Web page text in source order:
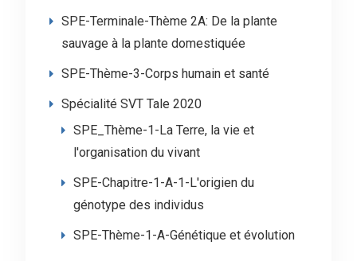
SPE-Terminale-Thème 2A: De la plante
sauvage à la plante domestiquée
SPE-Thème-3-Corps humain et santé
Spécialité SVT Tale 2020
SPE_Thème-1-La Terre, la vie et
l'organisation du vivant
SPE-Chapitre-1-A-1-L'origien du
génotype des individus
SPE-Thème-1-A-Génétique et évolution